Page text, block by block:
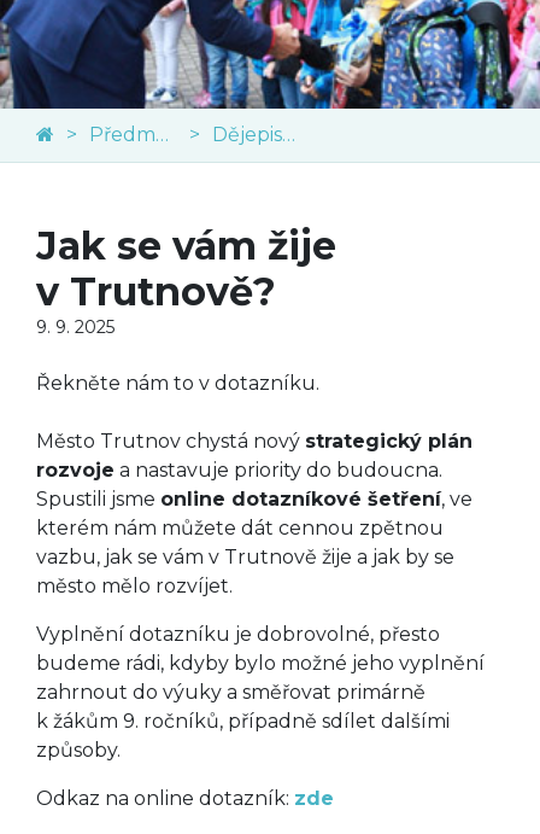
Předměty Dějepis a občanská výchova
Jak se vám žije
v Trutnově?
9. 9. 2025
Řekněte nám to v dotazníku.
Město Trutnov chystá nový strategický plán
rozvoje a nastavuje priority do budoucna.
Spustili jsme online dotazníkové šetření, ve
kterém nám můžete dát cennou zpětnou
vazbu, jak se vám v Trutnově žije a jak by se
město mělo rozvíjet.
Vyplnění dotazníku je dobrovolné, přesto
budeme rádi, kdyby bylo možné jeho vyplnění
zahrnout do výuky a směřovat primárně
k žákům 9. ročníků, případně sdílet dalšími
způsoby.
Odkaz na online dotazník: zde